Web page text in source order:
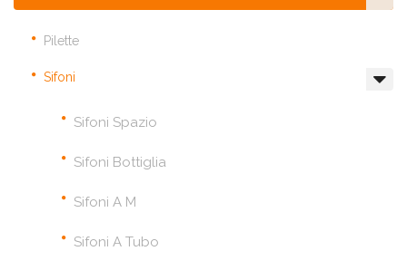
Pilette
Sifoni
Sifoni Spazio
Sifoni Bottiglia
Sifoni A M
Sifoni A Tubo